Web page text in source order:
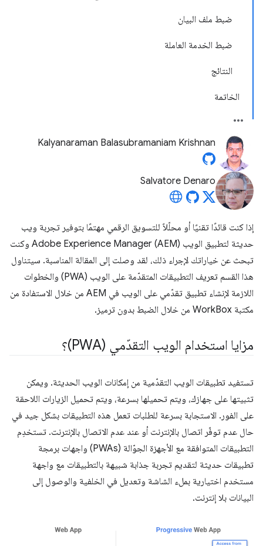
ضبط ملف البيان
ضبط الخدمة العاملة
النتائج
الخاتمة
Kalyanaraman Balasubramaniam Krishnan
Salvatore Denaro
إذا كنت قائدًا تقنيًا أو محلّلاً للتسويق الرقمي مهتمًا بتوفير تجربة ويب
حديثة لتطبيق الويب Adobe Experience Manager (AEM) وكنت
تبحث عن خياراتك لإجراء ذلك، لقد وصلت إلى المقالة المناسبة. سيتناول
هذا القسم تعريف التطبيقات المتقدّمة على الويب (PWA) والخطوات
اللازمة لإنشاء تطبيق تقدّمي على الويب في AEM من خلال الاستفادة من
مكتبة WorkBox من خلال الضبط بدون ترميز.
مزايا استخدام الويب التقدّمي (PWA)؟
تستفيد تطبيقات الويب التقدّمية من إمكانات الويب الحديثة. ويمكن
تثبيتها على جهازك، ويتم تحميلها بسرعة، ويتم تحميل الزيارات اللاحقة
على الفور. الاستجابة بسرعة للطلبات تعمل هذه التطبيقات بشكل جيد في
حال عدم توفّر اتصال بالإنترنت أو عند عدم الاتصال بالإنترنت. تستخدِم
التطبيقات المتوافقة مع الأجهزة الجوّالة (PWAs) واجهات برمجة
تطبيقات حديثة لتقديم تجربة جذابة شبيهة بالتطبيقات مع واجهة
مستخدم اختيارية بملء الشاشة وتعديل في الخلفية والوصول إلى
البيانات بلا إنترنت.